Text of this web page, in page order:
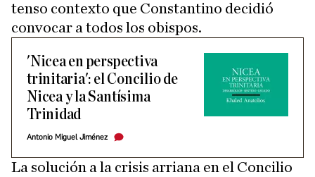
tenso contexto que Constantino decidió
convocar a todos los obispos.
'Nicea en perspectiva
trinitaria': el Concilio de
Nicea y la Santísima
Trinidad
Antonio Miguel Jiménez
La solución a la crisis arriana en el Concilio